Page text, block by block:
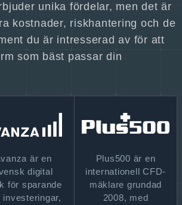
unika fördelar, men det är
kostnader, riskhantering och de
du är intresserad av för att
som bäst passar din
är en
digital
för sparande
investeringar,
Plus500 är en
internationell CFD-
mäklare grundad
2008, med